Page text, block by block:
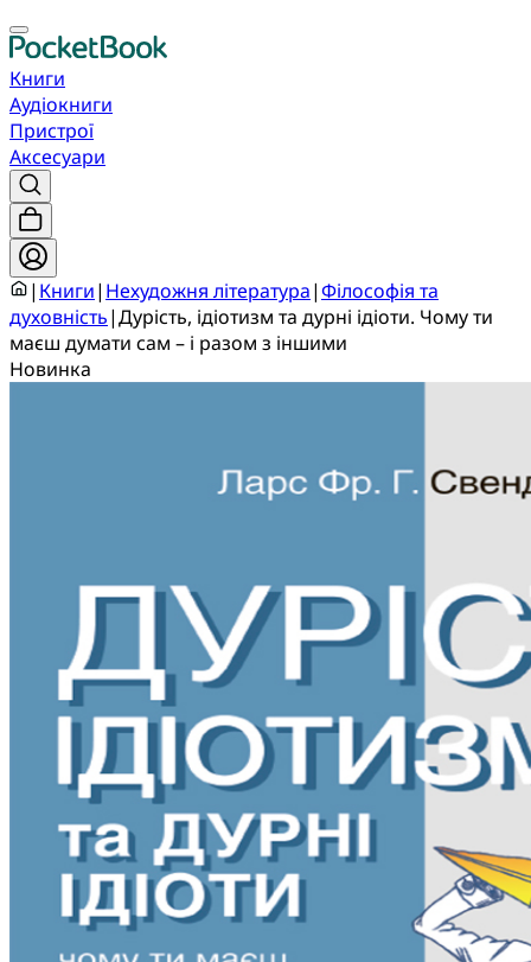
Книги
Аудіокниги
Пристрої
Аксесуари
| Книги| Нехудожня література|Філософія та
духовність|Дурість, ідіотизм та дурні ідіоти. Чому ти
маєш думати сам – і разом з іншими
Новинка